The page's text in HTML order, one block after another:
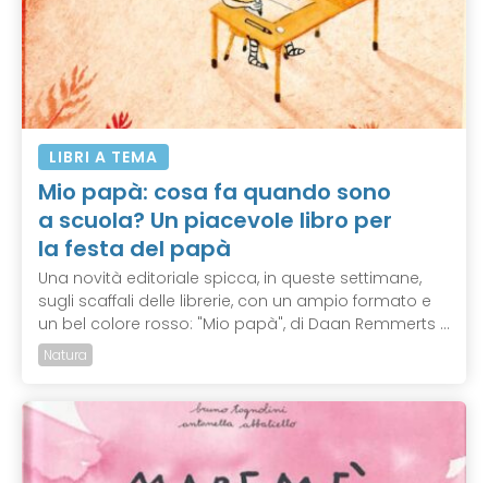
LIBRI A TEMA
Mio papà: cosa fa quando sono
a scuola? Un piacevole libro per
la festa del papà
Una novità editoriale spicca, in queste settimane,
sugli scaffali delle librerie, con un ampio formato e
un bel colore rosso: "Mio papà", di Daan Remmerts ...
Natura